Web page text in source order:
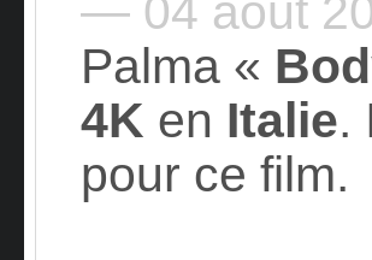
— 04 aout
Palma «
4K en Italie.
pour ce film.